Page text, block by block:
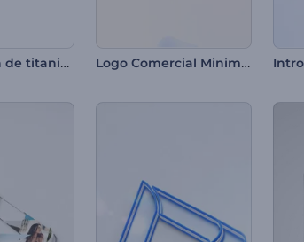
Introducción de titanio forjado Logo Comercial Minimalista